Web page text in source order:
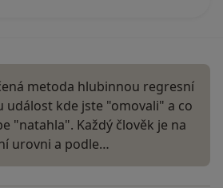
metoda hlubinnou regresní
kde jste "omovali" a co
"natahla". Každý člověk je na
urovni a podle…